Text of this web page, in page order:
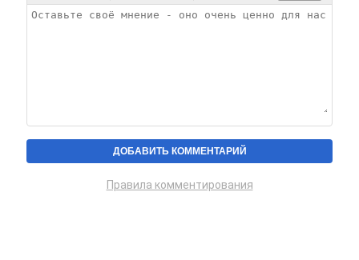
Правила комментирования